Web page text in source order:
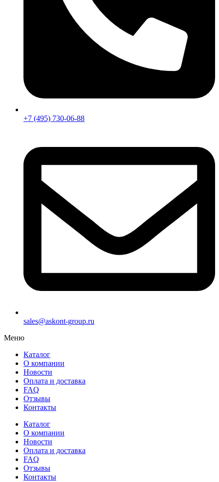
+7 (495) 730-06-88
sales@askont-group.ru
Меню
Каталог
О компании
Новости
Оплата и доставка
FAQ
Отзывы
Контакты
Каталог
О компании
Новости
Оплата и доставка
FAQ
Отзывы
Контакты